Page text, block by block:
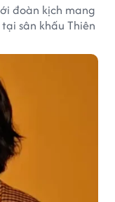
đoàn kịch mang
sân khấu Thiên